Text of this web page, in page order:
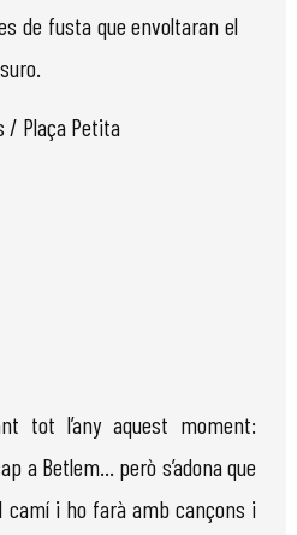
de fusta que envoltaran el
/ Plaça Petita
tot l’any aquest moment:
a Betlem… però s’adona que
camí i ho farà amb cançons i